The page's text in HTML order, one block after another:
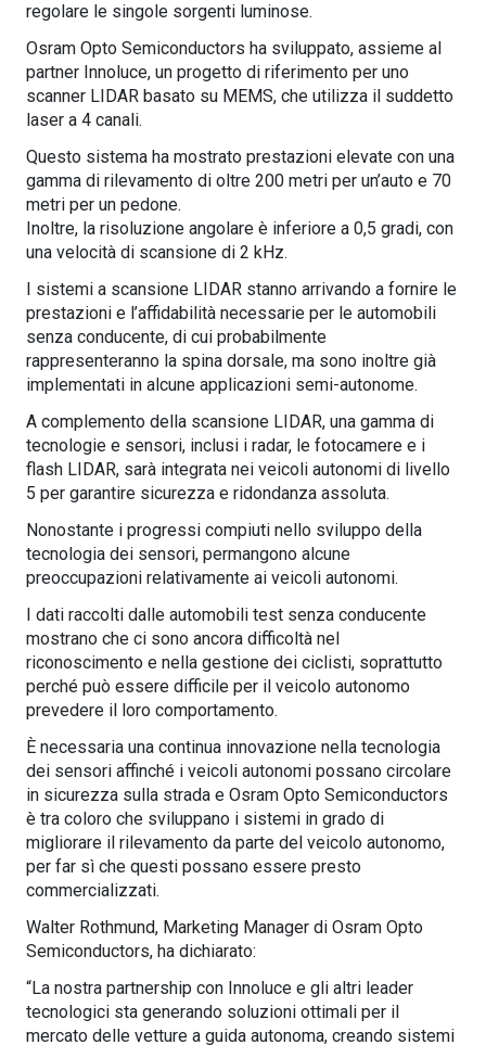
regolare le singole sorgenti luminose.
Osram Opto Semiconductors ha sviluppato, assieme al
partner Innoluce, un progetto di riferimento per uno
scanner LIDAR basato su MEMS, che utilizza il suddetto
laser a 4 canali.
Questo sistema ha mostrato prestazioni elevate con una
gamma di rilevamento di oltre 200 metri per un’auto e 70
metri per un pedone.
Inoltre, la risoluzione angolare è inferiore a 0,5 gradi, con
una velocità di scansione di 2 kHz.
I sistemi a scansione LIDAR stanno arrivando a fornire le
prestazioni e l’affidabilità necessarie per le automobili
senza conducente, di cui probabilmente
rappresenteranno la spina dorsale, ma sono inoltre già
implementati in alcune applicazioni semi-autonome.
A complemento della scansione LIDAR, una gamma di
tecnologie e sensori, inclusi i radar, le fotocamere e i
flash LIDAR, sarà integrata nei veicoli autonomi di livello
5 per garantire sicurezza e ridondanza assoluta.
Nonostante i progressi compiuti nello sviluppo della
tecnologia dei sensori, permangono alcune
preoccupazioni relativamente ai veicoli autonomi.
I dati raccolti dalle automobili test senza conducente
mostrano che ci sono ancora difficoltà nel
riconoscimento e nella gestione dei ciclisti, soprattutto
perché può essere difficile per il veicolo autonomo
prevedere il loro comportamento.
È necessaria una continua innovazione nella tecnologia
dei sensori affinché i veicoli autonomi possano circolare
in sicurezza sulla strada e Osram Opto Semiconductors
è tra coloro che sviluppano i sistemi in grado di
migliorare il rilevamento da parte del veicolo autonomo,
per far sì che questi possano essere presto
commercializzati.
Walter Rothmund, Marketing Manager di Osram Opto
Semiconductors, ha dichiarato:
“La nostra partnership con Innoluce e gli altri leader
tecnologici sta generando soluzioni ottimali per il
mercato delle vetture a guida autonoma, creando sistemi